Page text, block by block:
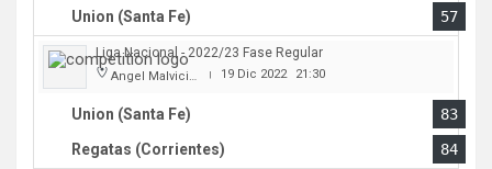
Union (Santa Fe)
57
Liga Nacional - 2022/23 Fase Regular
Angel Malvicino | 19 Dic 2022 21:30
Union (Santa Fe)
83
Regatas (Corrientes)
84